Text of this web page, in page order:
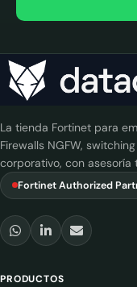
La tienda Fortinet para
Firewalls NGFW,
corporativo, con
Fortinet Authorized
PRODUCTOS